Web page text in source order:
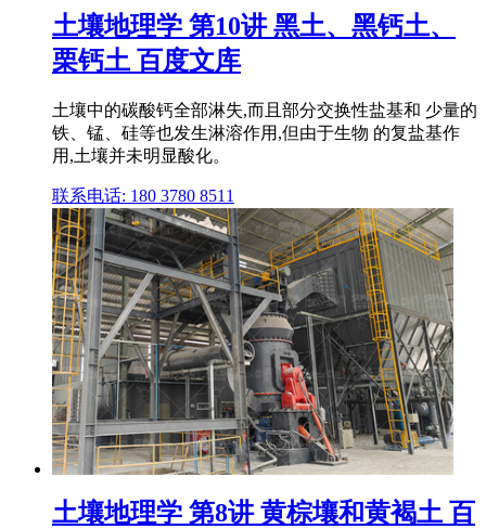
土壤地理学 第10讲 黑土、黑钙土、
栗钙土 百度文库
土壤中的碳酸钙全部淋失,而且部分交换性盐基和 少量的
铁、锰、硅等也发生淋溶作用,但由于生物 的复盐基作
用,土壤并未明显酸化。
联系电话: 180 3780 8511
土壤地理学 第8讲 黄棕壤和黄褐土 百